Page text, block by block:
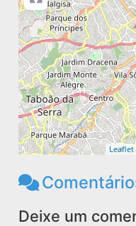
Leaflet
Deixe um